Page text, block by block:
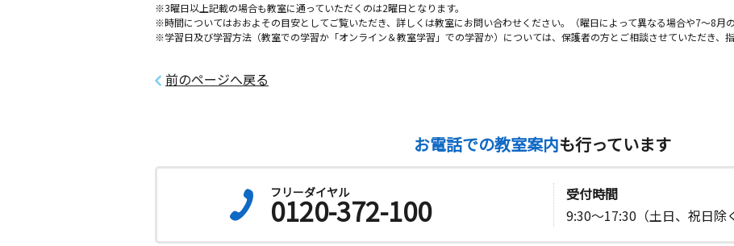
※3曜日以上記載の場合も教室に通っていただくのは2曜日となります。
※時間についてはおおよその目安としてご覧いただき、詳しくは教室にお問い合わせください。（曜日によって異なる場合や7～8月
※学習日及び学習方法（教室での学習か「オンライン＆教室学習」での学習か）については、保護者の方とご相談させていただき、指
前のページへ戻る
お電話での教室案内も行っています
フリーダイヤル
0120-372-100
受付時間
9:30～17:30（土日、祝日除